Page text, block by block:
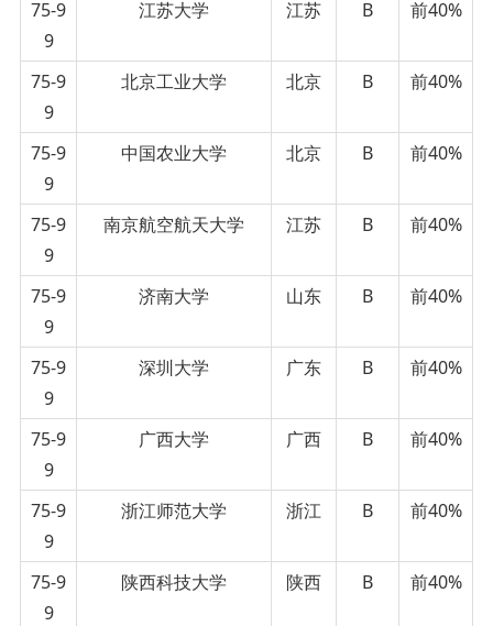
75-9
9
江苏大学 江苏 B 前40%
75-9
9
北京工业大学 北京 B 前40%
75-9
9
中国农业大学 北京 B 前40%
75-9
9
南京航空航天大学 江苏 B 前40%
75-9
9
济南大学 山东 B 前40%
75-9
9
深圳大学 广东 B 前40%
75-9
9
广西大学 广西 B 前40%
75-9
9
浙江师范大学 浙江 B 前40%
75-9
9
陕西科技大学 陕西 B 前40%